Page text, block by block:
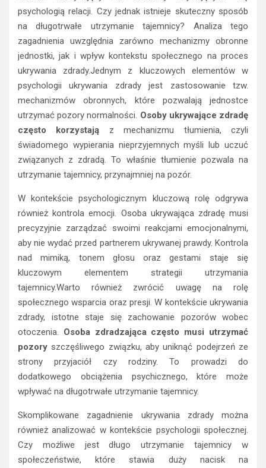
psychologią relacji. Czy jednak istnieje skuteczny sposób
na długotrwałe utrzymanie tajemnicy? Analiza tego
zagadnienia uwzględnia zarówno mechanizmy obronne
jednostki, jak i wpływ kontekstu społecznego na proces
ukrywania zdrady.Jednym z kluczowych elementów w
psychologii ukrywania zdrady jest zastosowanie tzw.
mechanizmów obronnych, które pozwalają jednostce
utrzymać pozory normalności. Osoby ukrywające zdradę
często korzystają z mechanizmu tłumienia, czyli
świadomego wypierania nieprzyjemnych myśli lub uczuć
związanych z zdradą. To właśnie tłumienie pozwala na
utrzymanie tajemnicy, przynajmniej na pozór.
W kontekście psychologicznym kluczową rolę odgrywa
również kontrola emocji. Osoba ukrywająca zdradę musi
precyzyjnie zarządzać swoimi reakcjami emocjonalnymi,
aby nie wydać przed partnerem ukrywanej prawdy. Kontrola
nad mimiką, tonem głosu oraz gestami staje się
kluczowym elementem strategii utrzymania
tajemnicy.Warto również zwrócić uwagę na rolę
społecznego wsparcia oraz presji. W kontekście ukrywania
zdrady, istotne staje się zachowanie pozorów wobec
otoczenia.
Osoba zdradzająca często musi utrzymać
pozory szczęśliwego związku, aby uniknąć podejrzeń ze
strony przyjaciół czy rodziny. To prowadzi do
dodatkowego obciążenia psychicznego, które może
wpływać na długotrwałe utrzymanie tajemnicy.
Skomplikowane zagadnienie ukrywania zdrady można
również analizować w kontekście psychologii społecznej.
Czy możliwe jest długo utrzymanie tajemnicy w
społeczeństwie, które stawia duży nacisk na